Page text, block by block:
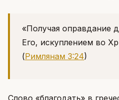
«Получая оправдание
Его, искуплением во
(Римлянам 3:24)
Слово «благодать» в